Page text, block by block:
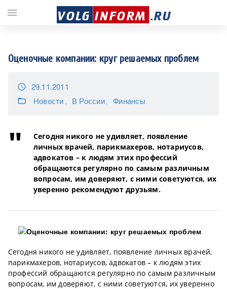
Оценочные компании: круг решаемых проблем
access_time 29.11.2011
folder_open Новости В России Финансы
Сегодня никого не удивляет, появление
личных врачей, парикмахеров, нотариусов,
адвокатов – к людям этих профессий
обращаются регулярно по самым различным
вопросам, им доверяют, с ними советуются, их
уверенно рекомендуют друзьям.
Сегодня никого не удивляет, появление личных врачей,
парикмахеров, нотариусов, адвокатов – к людям этих
профессий обращаются регулярно по самым различным
вопросам, им доверяют, с ними советуются, их уверенно
menu